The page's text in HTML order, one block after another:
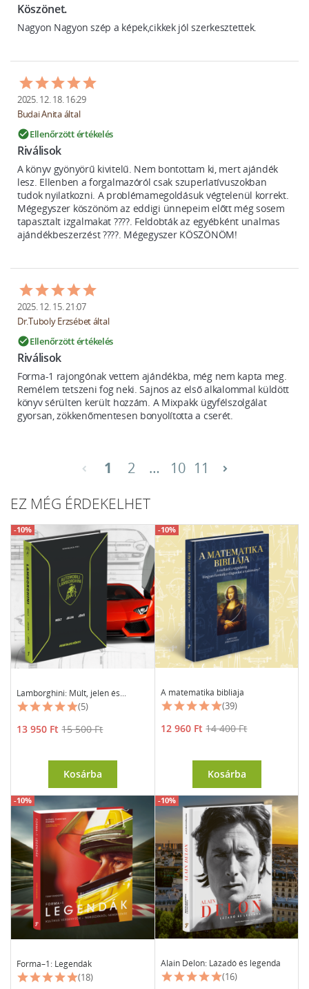
Köszönet.
Nagyon Nagyon szép a képek,cikkek jól szerkesztettek.
2025. 12. 18. 16:29
Budai Anita által
check_circleEllenőrzött értékelés
Riválisok
A könyv gyönyörű kivitelű. Nem bontottam ki, mert ajándék
lesz. Ellenben a forgalmazóról csak szuperlatívuszokban
tudok nyilatkozni. A problémamegoldásuk végtelenül korrekt.
Mégegyszer köszönöm az eddigi ünnepeim előtt még sosem
tapasztalt izgalmakat ????. Feldobták az egyébként unalmas
ajándékbeszerzést ????. Mégegyszer KÖSZÖNÖM!
2025. 12. 15. 21:07
Dr.Tuboly Erzsébet által
check_circleEllenőrzött értékelés
Riválisok
Forma-1 rajongónak vettem ajándékba, még nem kapta meg.
Remélem tetszeni fog neki. Sajnos az első alkalommal küldött
könyv sérülten került hozzám. A Mixpakk ügyfélszolgálat
gyorsan, zökkenőmentesen bonyolította a cserét.
chevron_left 1 2 … 10 11 chevron_right
EZ MÉG ÉRDEKELHET
-10%
Lamborghini: Múlt, jelen és...
(5)
Ár
13 950 Ft Normál
ár
15 500 Ft
Kosárba
-10%
A matematika bibliája
(39)
Ár
12 960 Ft Normál
ár
14 400 Ft
Kosárba
-10%
Forma–1: Legendák
(18)
-10%
Alain Delon: Lázadó és legenda
(16)